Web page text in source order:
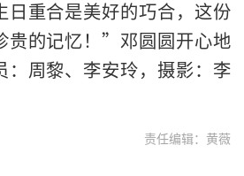
重合是美好的巧合，这份
贵的记忆！”邓圆圆开心地
：周黎、李安玲，摄影：李
责任编辑：黄薇